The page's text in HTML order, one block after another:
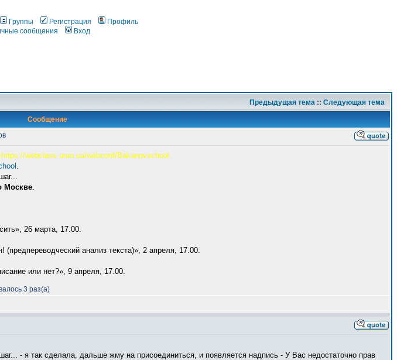
Группы Регистрация
Профиль
сообщения
Вход
Предыдущая тема :: Следующая тема
Сообщение
https://webclass.uran.ua/webconf/Bakanovschool
.
Москве.
26 марта, 17.00.
анализ текста)», 2 апреля, 17.00.
или нет?», 9 апреля, 17.00.
3 раз(а)
- я так сделала, дальше жму на присоединиться, и появляется надпись - У Вас недостаточно прав